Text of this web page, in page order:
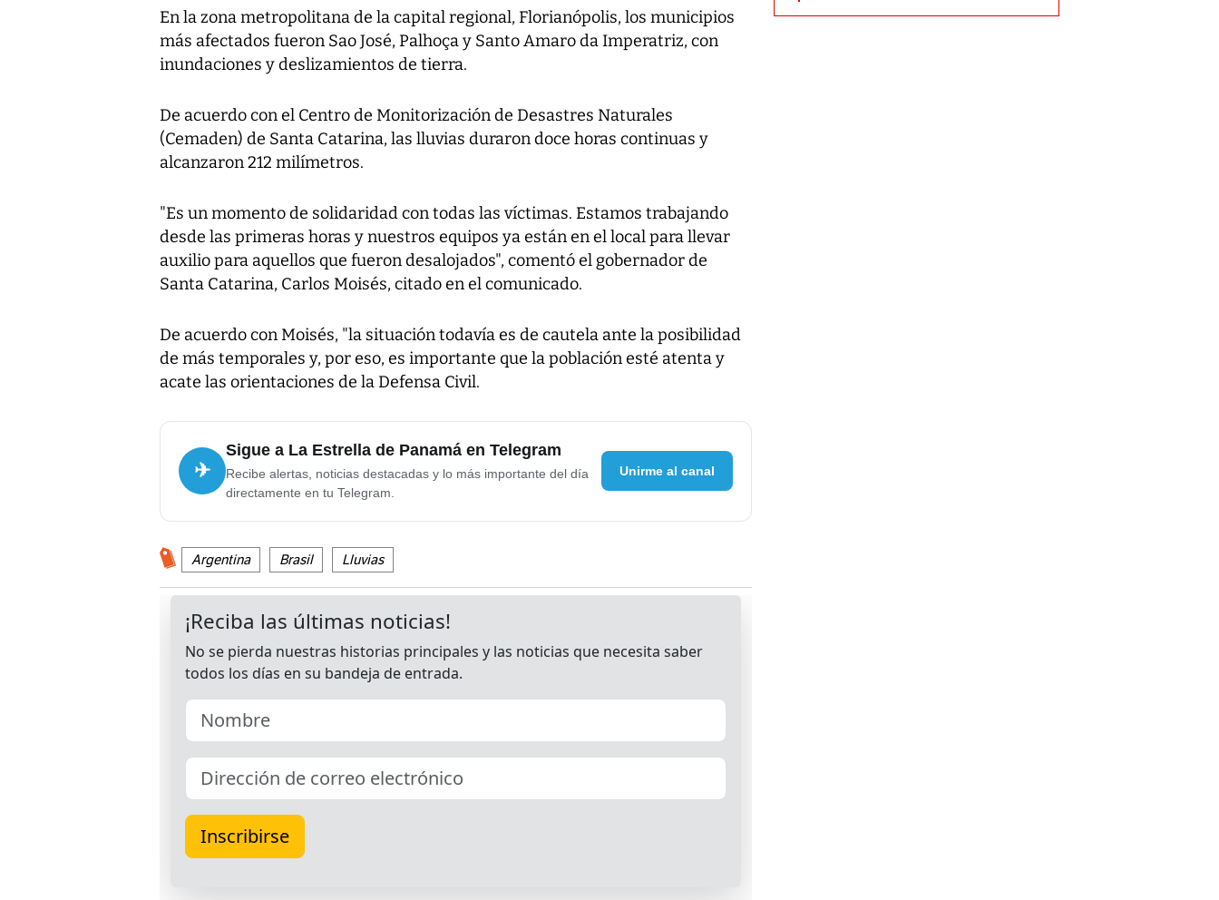
En la zona metropolitana de la capital regional, Florianópolis, los municipios
más afectados fueron Sao José, Palhoça y Santo Amaro da Imperatriz, con
inundaciones y deslizamientos de tierra.
De acuerdo con el Centro de Monitorización de Desastres Naturales
(Cemaden) de Santa Catarina, las lluvias duraron doce horas continuas y
alcanzaron 212 milímetros.
"Es un momento de solidaridad con todas las víctimas. Estamos trabajando
desde las primeras horas y nuestros equipos ya están en el local para llevar
auxilio para aquellos que fueron desalojados", comentó el gobernador de
Santa Catarina, Carlos Moisés, citado en el comunicado.
De acuerdo con Moisés, "la situación todavía es de cautela ante la posibilidad
de más temporales y, por eso, es importante que la población esté atenta y
acate las orientaciones de la Defensa Civil.
✈
Sigue a La Estrella de Panamá en Telegram
Recibe alertas, noticias destacadas y lo más importante del día
directamente en tu Telegram.
Unirme al canal
Argentina Brasil Lluvias